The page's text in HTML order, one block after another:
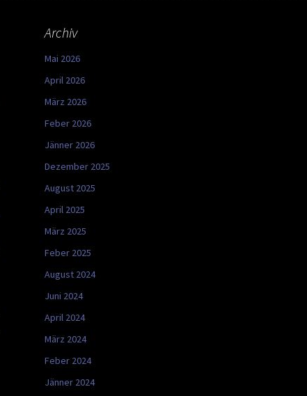
Archiv
Mai 2026
April 2026
März 2026
Feber 2026
Jänner 2026
Dezember 2025
August 2025
April 2025
März 2025
Feber 2025
August 2024
Juni 2024
April 2024
März 2024
Feber 2024
Jänner 2024